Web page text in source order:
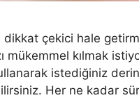
dikkat çekici hale
mükemmel kılmak
istediğiniz
Her ne kadar